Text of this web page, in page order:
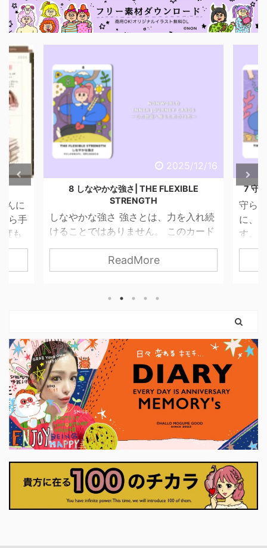
4/29
んに
ら手
も
せ
思っ
ーに
ま
押せ
2025/12/16
8 しなやかな強さ| THE FLEXIBLE
STRENGTH
しなやかな強さ 強さとは、力を入れ続
けることではありません。 このカード
が描くのは、やさしさを失わずに、世
界と関わっていく力。 無理に押し切ら
なくてもいい。 我慢し続けなくてもい
け力を使えばいいのです。 弓を引く手
に、やさしさを捨てなくていい」 とい
うことを教えてくれます。 前のカード
で育ててきた意志は、 ここで初めて、
外の世界に触れはじめます。 それは大
きな行動でなくてもかまいません。 小
さく ...
ReadMore
7 守
守ら
に、
す。
って
ちゃ
りも
に、